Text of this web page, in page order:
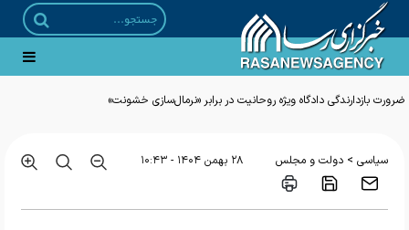
ضرورت بازدارندگی دادگاه ویژه روحانیت در برابر «نرمال‌سازی خشونت»
سیاسی > دولت و مجلس ۲۸ بهمن ۱۴۰۴ - ۱۰:۴۳